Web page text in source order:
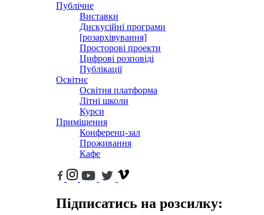
Публічне
Виставки
Дискусійні програми
[розархівування]
Просторові проекти
Цифрові розповіді
Публікації
Освітнє
Освітня платформа
Літні школи
Курси
Приміщення
Конференц-зал
Проживання
Кафе
Підписатись на розсилку: